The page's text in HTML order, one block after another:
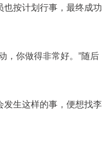
按计划行事，最终成
，你做得非常好。”随
生这样的事，便想找